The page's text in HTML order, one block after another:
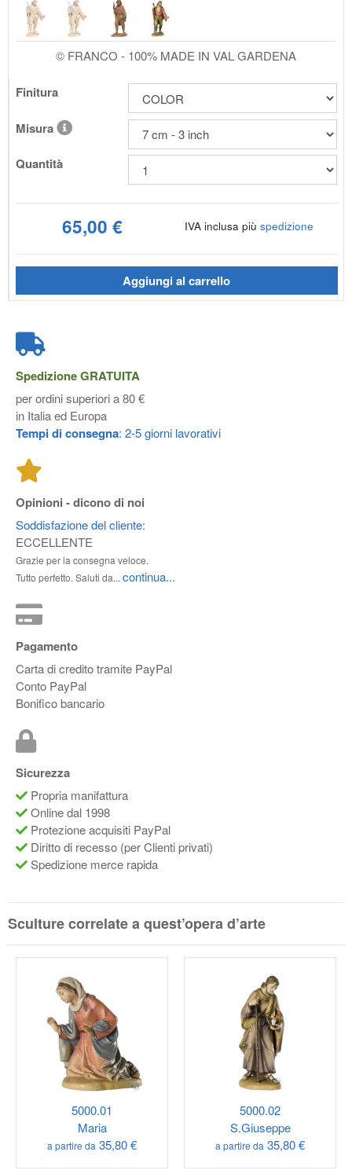
© FRANCO - 100% MADE IN VAL GARDENA
Finitura
Misura
Quantità
65,00 € IVA inclusa più spedizione
Aggiungi al carrello
SpedizioneGRATUITA
per ordini superiori a 80 €
in Italia ed Europa
Tempi di consegna: 2-5 giorni lavorativi
Opinioni - dicono di noi
Soddisfazione del cliente:
ECCELLENTE
Grazie per la consegna veloce.
Tutto perfetto. Saluti da... continua...
Pagamento
Carta di credito tramite PayPal
Conto PayPal
Bonifico bancario
Sicurezza
Propria manifattura
Online dal 1998
Protezione acquisiti PayPal
Diritto di recesso (per Clienti privati)
Spedizione merce rapida
Sculture correlate a quest’opera d’arte
5000.01
Maria
a partire da 35,80 €
5000.02
S.Giuseppe
a partire da 35,80 €